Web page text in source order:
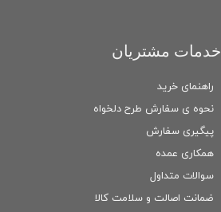
راهنمای خرید
نحوه ی سفارش طرح دلخواه
پیگیری سفارش
همکاری عمده
سوالات متداول
ضمانت اصالت و سلامت كالا
خدمات مشتریان